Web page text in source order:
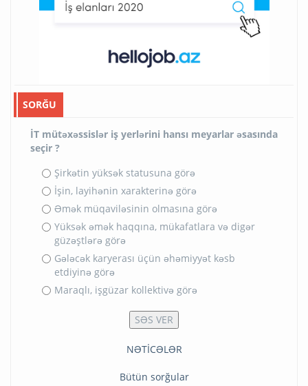
SORĞU
İT mütəxəssislər iş yerlərini hansı meyarlar əsasında
seçir ?
Şirkətin yüksək statusuna görə
İşin, layihənin xarakterinə görə
Əmək müqaviləsinin olmasına görə
Yüksək əmək haqqına, mükafatlara və digər
güzəştlərə görə
Gələcək karyerası üçün əhəmiyyət kəsb
etdiyinə görə
Maraqlı, işgüzar kollektivə görə
NƏTİCƏLƏR
Bütün sorğular